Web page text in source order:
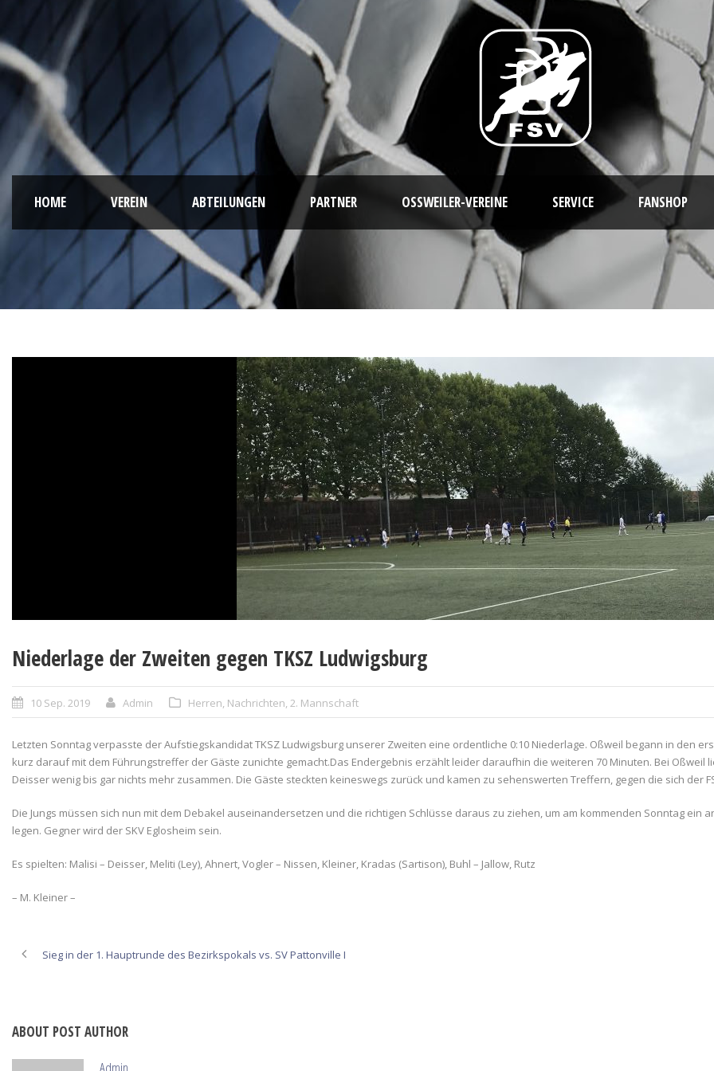
HOME VEREIN ABTEILUNGEN PARTNER OSSWEILER-VEREINE SERVICE FANSHOP
Niederlage der Zweiten gegen TKSZ Ludwigsburg
10 Sep. 2019 Admin Herren, Nachrichten, 2. Mannschaft
Letzten Sonntag verpasste der Aufstiegskandidat TKSZ Ludwigsburg unserer Zweiten eine ordentliche 0:10 Niederlage. Oßweil begann in den
kurz darauf mit dem Führungstreffer der Gäste zunichte gemacht.Das Endergebnis erzählt leider daraufhin die weiteren 70 Minuten. Bei
Deisser wenig bis gar nichts mehr zusammen. Die Gäste steckten keineswegs zurück und kamen zu sehenswerten Treffern, gegen die sich der
Die Jungs müssen sich nun mit dem Debakel auseinandersetzen und die richtigen Schlüsse daraus zu ziehen, um am kommenden Sonntag ein
legen. Gegner wird der SKV Eglosheim sein.
Es spielten: Malisi – Deisser, Meliti (Ley), Ahnert, Vogler – Nissen, Kleiner, Kradas (Sartison), Buhl – Jallow, Rutz
– M. Kleiner –
Sieg in der 1. Hauptrunde des Bezirkspokals vs. SV Pattonville I
ABOUT POST AUTHOR